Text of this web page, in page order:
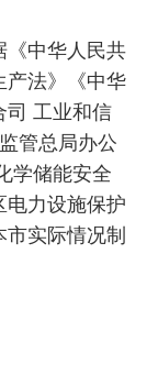
《中华人民共
产法》《中华
司 工业和信
管总局办公
学储能安全
力设施保护
实际情况制